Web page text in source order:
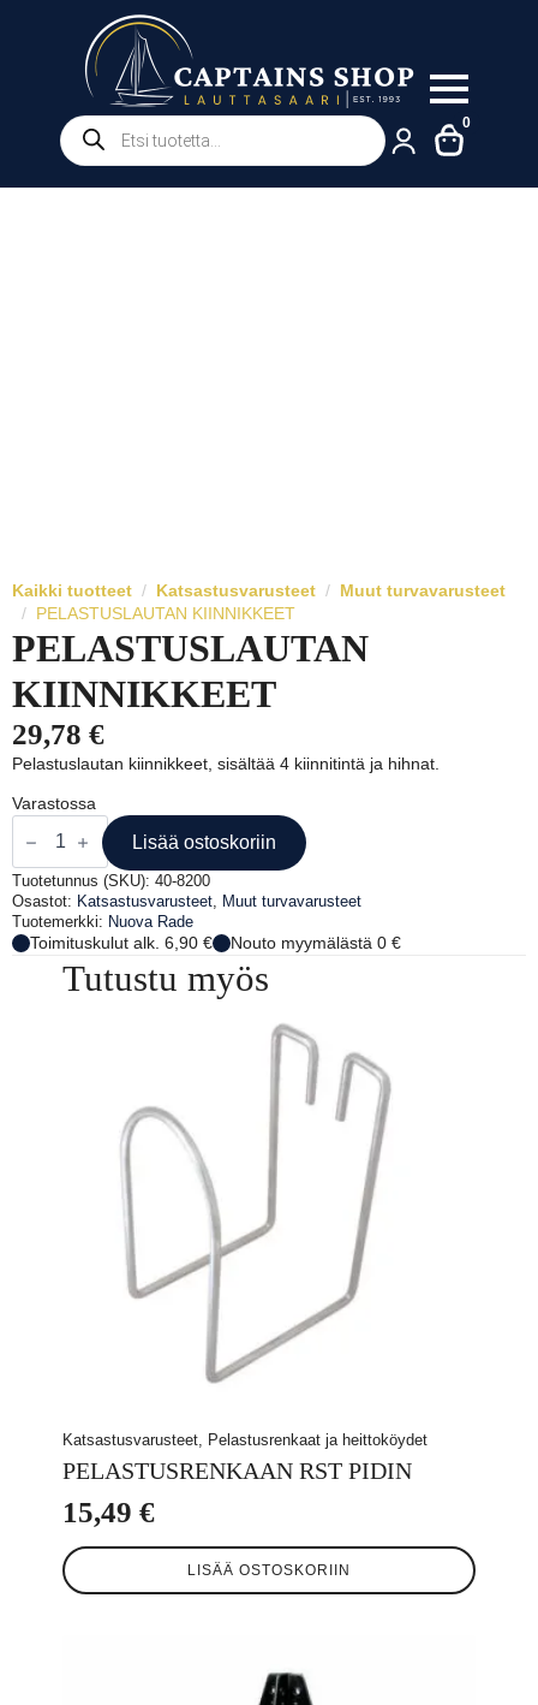
Products
search
0
Kaikki tuotteet Katsastusvarusteet
Muut turvavarusteet
PELASTUSLAUTAN KIINNIKKEET
PELASTUSLAUTAN
KIINNIKKEET
29,78 €
Pelastuslautan kiinnikkeet, sisältää 4 kiinnitintä ja hihnat.
Varastossa
PELASTUSLAUTAN
KIINNIKKEET
määrä
Lisää ostoskoriin
Tuotetunnus (SKU): 40-8200
Osastot: Katsastusvarusteet, Muut turvavarusteet
Tuotemerkki: Nuova Rade
Toimituskulut alk. 6,90 € Nouto myymälästä 0 €
Tutustu myös
Katsastusvarusteet, Pelastusrenkaat ja heittoköydet
PELASTUSRENKAAN RST PIDIN
15,49 €
LISÄÄ OSTOSKORIIN